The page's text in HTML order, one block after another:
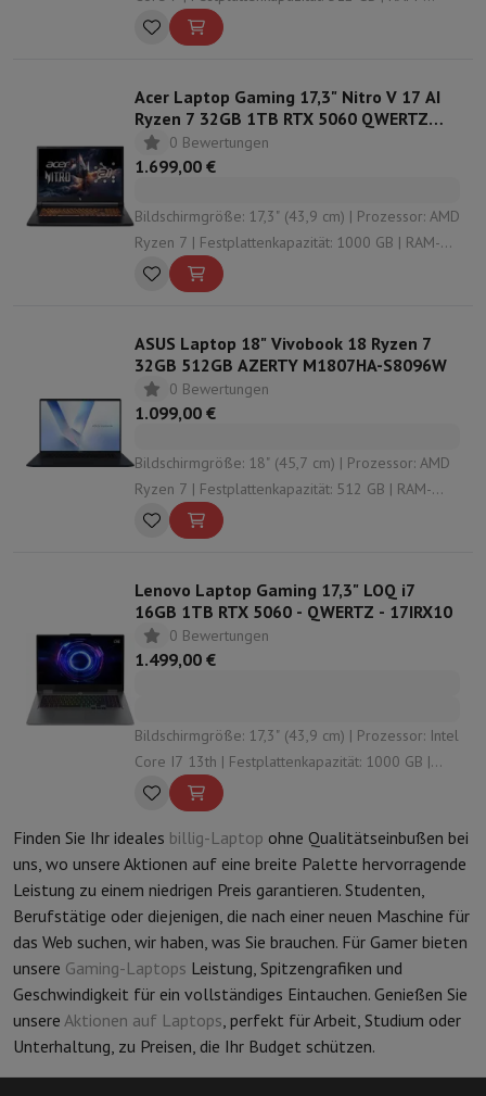
Konfiguration: 16 GB (2 x 8) | Grafische Lösung:
Intel HD Graphics
Acer Laptop Gaming 17,3" Nitro V 17 AI
Ryzen 7 32GB 1TB RTX 5060 QWERTZ
ANV17-41-R0S3
0 Bewertungen
1.699,00 €
Bildschirmgröße: 17,3" (43,9 cm) | Prozessor: AMD
Ryzen 7 | Festplattenkapazität: 1000 GB | RAM-
Konfiguration: 32 GB (2 x 16) | Grafische Lösung:
Nvidia GeForce RTX 5060
ASUS Laptop 18" Vivobook 18 Ryzen 7
32GB 512GB AZERTY M1807HA-S8096W
0 Bewertungen
1.099,00 €
Bildschirmgröße: 18" (45,7 cm) | Prozessor: AMD
Ryzen 7 | Festplattenkapazität: 512 GB | RAM-
Konfiguration: 32 GB (2 x 16) | Grafische Lösung:
undefined
Lenovo Laptop Gaming 17,3" LOQ i7
16GB 1TB RTX 5060 - QWERTZ - 17IRX10
0 Bewertungen
1.499,00 €
Bildschirmgröße: 17,3" (43,9 cm) | Prozessor: Intel
Core I7 13th | Festplattenkapazität: 1000 GB |
RAM-Konfiguration: 16 GB | Grafische Lösung:
Nvidia GeForce RTX 5060
Finden Sie Ihr ideales billig-Laptop ohne Qualitätseinbußen bei
uns, wo unsere Aktionen auf eine breite Palette hervorragende
Leistung zu einem niedrigen Preis garantieren. Studenten,
Berufstätige oder diejenigen, die nach einer neuen Maschine für
das Web suchen, wir haben, was Sie brauchen. Für Gamer bieten
unsere Gaming-Laptops Leistung, Spitzengrafiken und
Geschwindigkeit für ein vollständiges Eintauchen. Genießen Sie
unsere Aktionen auf Laptops, perfekt für Arbeit, Studium oder
Unterhaltung, zu Preisen, die Ihr Budget schützen.